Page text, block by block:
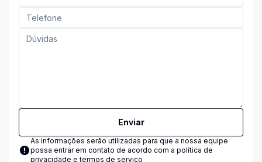
Enviar
As informações serão utilizadas para que a nossa equipe
possa entrar em contato de acordo com a política de
privacidade e termos de serviço